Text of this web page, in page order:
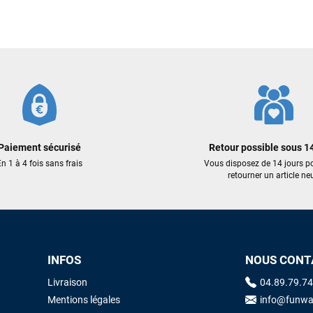
sécurisé
1 à 4 fois sans frais
Retour possible sous
Vous disposez de 14 jours
retourner un article
INFOS
Livraison
Mentions légales
NOUS